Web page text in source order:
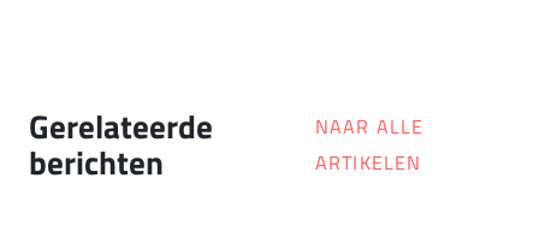
Gerelateerde
berichten
NAAR ALLE
ARTIKELEN